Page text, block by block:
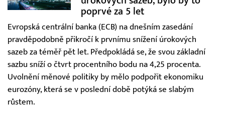
poprvé za 5 let
Evropská centrální banka (ECB) na dnešním zasedání
pravděpodobně přikročí k prvnímu snížení úrokových
sazeb za téměř pět let. Předpokládá se, že svou základní
sazbu sníží o čtvrt procentního bodu na 4,25 procenta.
Uvolnění měnové politiky by mělo podpořit ekonomiku
eurozóny, která se v poslední době potýká se slabým
růstem.